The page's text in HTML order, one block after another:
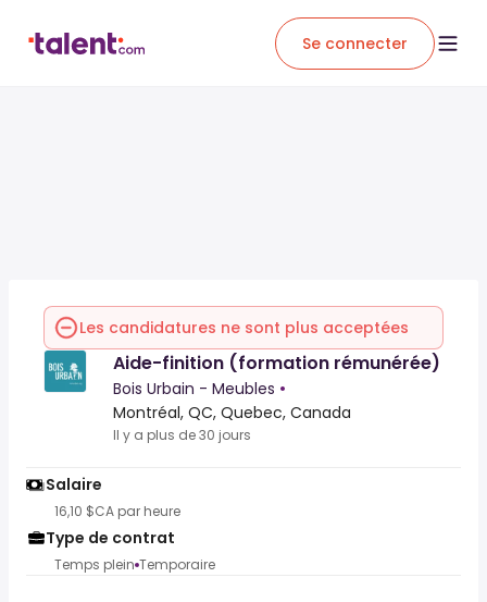
Se connecter
Les candidatures ne sont plus acceptées
Aide-finition (formation rémunérée)
Bois Urbain - Meubles •
Montréal, QC, Quebec, Canada
Il y a plus de 30 jours
Salaire
16,10 $CA par heure
Type de contrat
Temps plein Temporaire